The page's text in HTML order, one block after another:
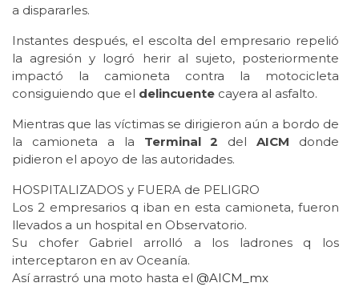
a dispararles.
Instantes después, el escolta del empresario repelió
la agresión y logró herir al sujeto, posteriormente
impactó la camioneta contra la motocicleta
consiguiendo que el delincuente cayera al asfalto.
Mientras que las víctimas se dirigieron aún a bordo de
la camioneta a la Terminal 2 delAICM donde
pidieron el apoyo de las autoridades.
HOSPITALIZADOS y FUERA de PELIGRO
Los 2 empresarios q iban en esta camioneta, fueron
llevados a un hospital en Observatorio.
Su chofer Gabriel arrolló a los ladrones q los
interceptaron en av Oceanía.
Así arrastró una moto hasta el @AICM_mx